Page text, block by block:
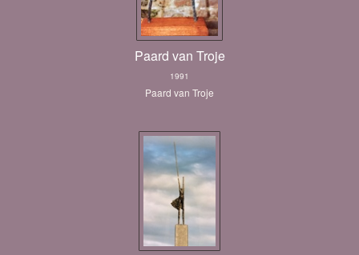
Paard van Troje
1991
Paard van Troje